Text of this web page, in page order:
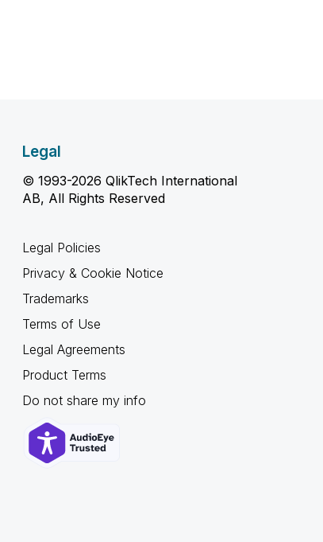
Legal
© 1993-2026 QlikTech International
AB, All Rights Reserved
Legal Policies
Privacy & Cookie Notice
Trademarks
Terms of Use
Legal Agreements
Product Terms
Do not share my info